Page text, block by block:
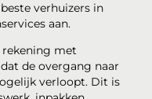
verhuizers in
aan.
rekening met
de overgang naar
verloopt. Dit is